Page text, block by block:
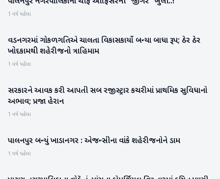
1 વર્ષ પહેલા
મહેસાણા
વડનગરમાં ગોકળગતિએ ચાલતા વિકાસકાર્યો બન્યા બાધા રૂપ; ઠેર ઠેર
ખોદકામથી શહેરીજનો ત્રાહિમામ
1 વર્ષ પહેલા
બનાસકાંઠા
સરકારને આવક કરી આપતી સબ રજીસ્ટ્રાર કચરીમાં પ્રાથમિક સુવિધાનો
અભાવ; પ્રજા હેરાન
1 વર્ષ પહેલા
બનાસકાંઠા
પાલનપુર બન્યું ખાડાનગર : એજન્સીના વાંકે શહેરીજનોને ડામ
1 વર્ષ પહેલા